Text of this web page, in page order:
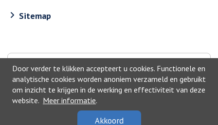
Door verder te klikken accepteert u cookies. Functionele en
analytische cookies worden anoniem verzameld en gebruikt
om inzicht te krijgen in de werking en effectiviteit van deze
website. Meer informatie.
Akkoord
Sitemap
Naar boven